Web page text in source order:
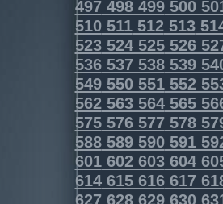
497498499500
510511512513
523524525526
536537538539
549550551552
562563564565
575576577578
588589590591
601602603604
614615616617
627628629630